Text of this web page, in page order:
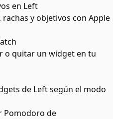
en Left
y objetivos con Apple
o quitar un widget en tu
de Left según el modo
Pomodoro de